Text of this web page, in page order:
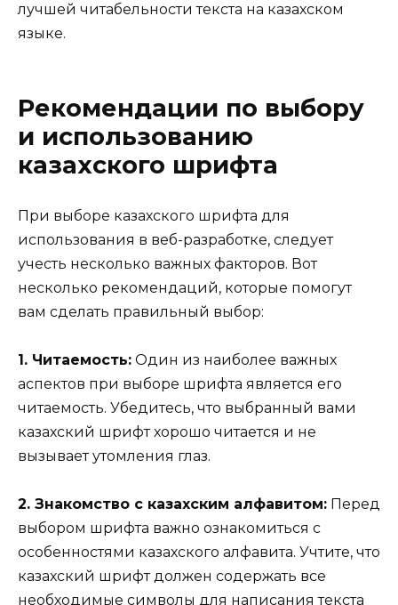
лучшей читабельности текста на казахском
языке.
Рекомендации по выбору
и использованию
казахского шрифта
При выборе казахского шрифта для
использования в веб-разработке, следует
учесть несколько важных факторов. Вот
несколько рекомендаций, которые помогут
вам сделать правильный выбор:
1. Читаемость: Один из наиболее важных
аспектов при выборе шрифта является его
читаемость. Убедитесь, что выбранный вами
казахский шрифт хорошо читается и не
вызывает утомления глаз.
2. Знакомство с казахским алфавитом: Перед
выбором шрифта важно ознакомиться с
особенностями казахского алфавита. Учтите, что
казахский шрифт должен содержать все
необходимые символы для написания текста